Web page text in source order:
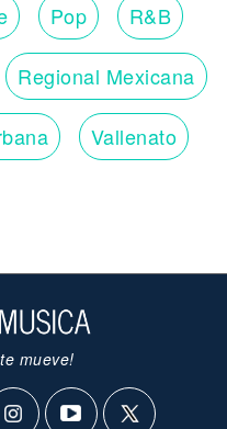
Pop R&B
Regional Mexicana
Vallenato
mueve!